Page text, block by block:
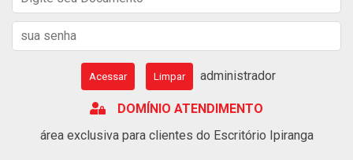
Acessar Limpar administrador
DOMÍNIO ATENDIMENTO
área exclusiva para clientes do Escritório Ipiranga